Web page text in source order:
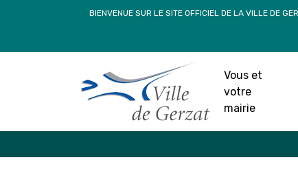
BIENVENUE SUR LE SITE OFFICIEL DE LA VILLE DE
Vous et
votre
mairie